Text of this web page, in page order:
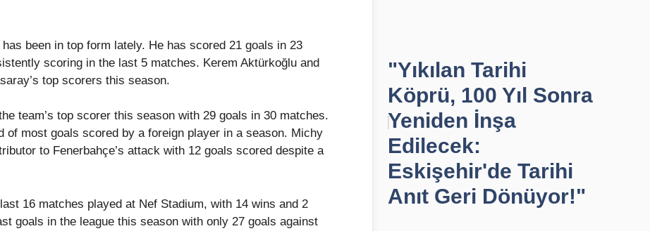
been in top form lately. He has scored 21 goals in 23
scoring in the last 5 matches. Kerem Aktürkoğlu and
top scorers this season.
team’s top scorer this season with 29 goals in 30 matches.
of most goals scored by a foreign player in a season. Michy
to Fenerbahçe’s attack with 12 goals scored despite a
16 matches played at Nef Stadium, with 14 wins and 2
goals in the league this season with only 27 goals against
"Yıkılan Tarihi
Köprü, 100 Yıl Sonra
Yeniden İnşa
Edilecek:
Eskişehir'de Tarihi
Anıt Geri Dönüyor!"